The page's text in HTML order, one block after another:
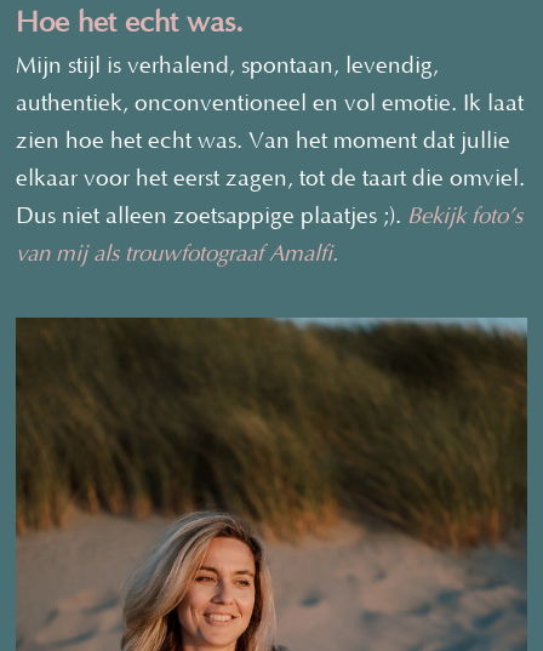
Hoe het echt was.
Mijn stijl is verhalend, spontaan, levendig,
authentiek, onconventioneel en vol emotie. Ik laat
zien hoe het echt was. Van het moment dat jullie
elkaar voor het eerst zagen, tot de taart die omviel.
Dus niet alleen zoetsappige plaatjes ;). Bekijk foto’s
van mij als trouwfotograaf Amalfi.